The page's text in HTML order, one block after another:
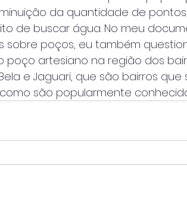
da quantidade de
de buscar água. No meu
sobre poços, eu também
artesiano na região dos
Bela e Jaguari, que são bairros
são popularmente